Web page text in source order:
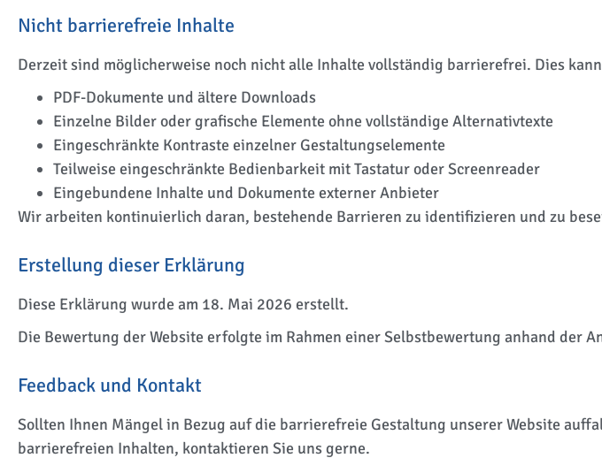
Nicht barrierefreie Inhalte
Derzeit sind möglicherweise noch nicht alle Inhalte vollständig barrierefrei. Dies
PDF-Dokumente und ältere Downloads
Einzelne Bilder oder grafische Elemente ohne vollständige Alternativtexte
Eingeschränkte Kontraste einzelner Gestaltungselemente
Teilweise eingeschränkte Bedienbarkeit mit Tastatur oder Screenreader
Eingebundene Inhalte und Dokumente externer Anbieter
Wir arbeiten kontinuierlich daran, bestehende Barrieren zu identifizieren und zu
Erstellung dieser Erklärung
Diese Erklärung wurde am 18. Mai 2026 erstellt.
Die Bewertung der Website erfolgte im Rahmen einer Selbstbewertung anhand der
Feedback und Kontakt
Sollten Ihnen Mängel in Bezug auf die barrierefreie Gestaltung unserer Website
barrierefreien Inhalten, kontaktieren Sie uns gerne.